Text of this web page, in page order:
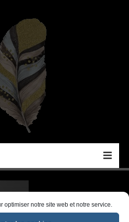
optimiser notre site web et notre service.